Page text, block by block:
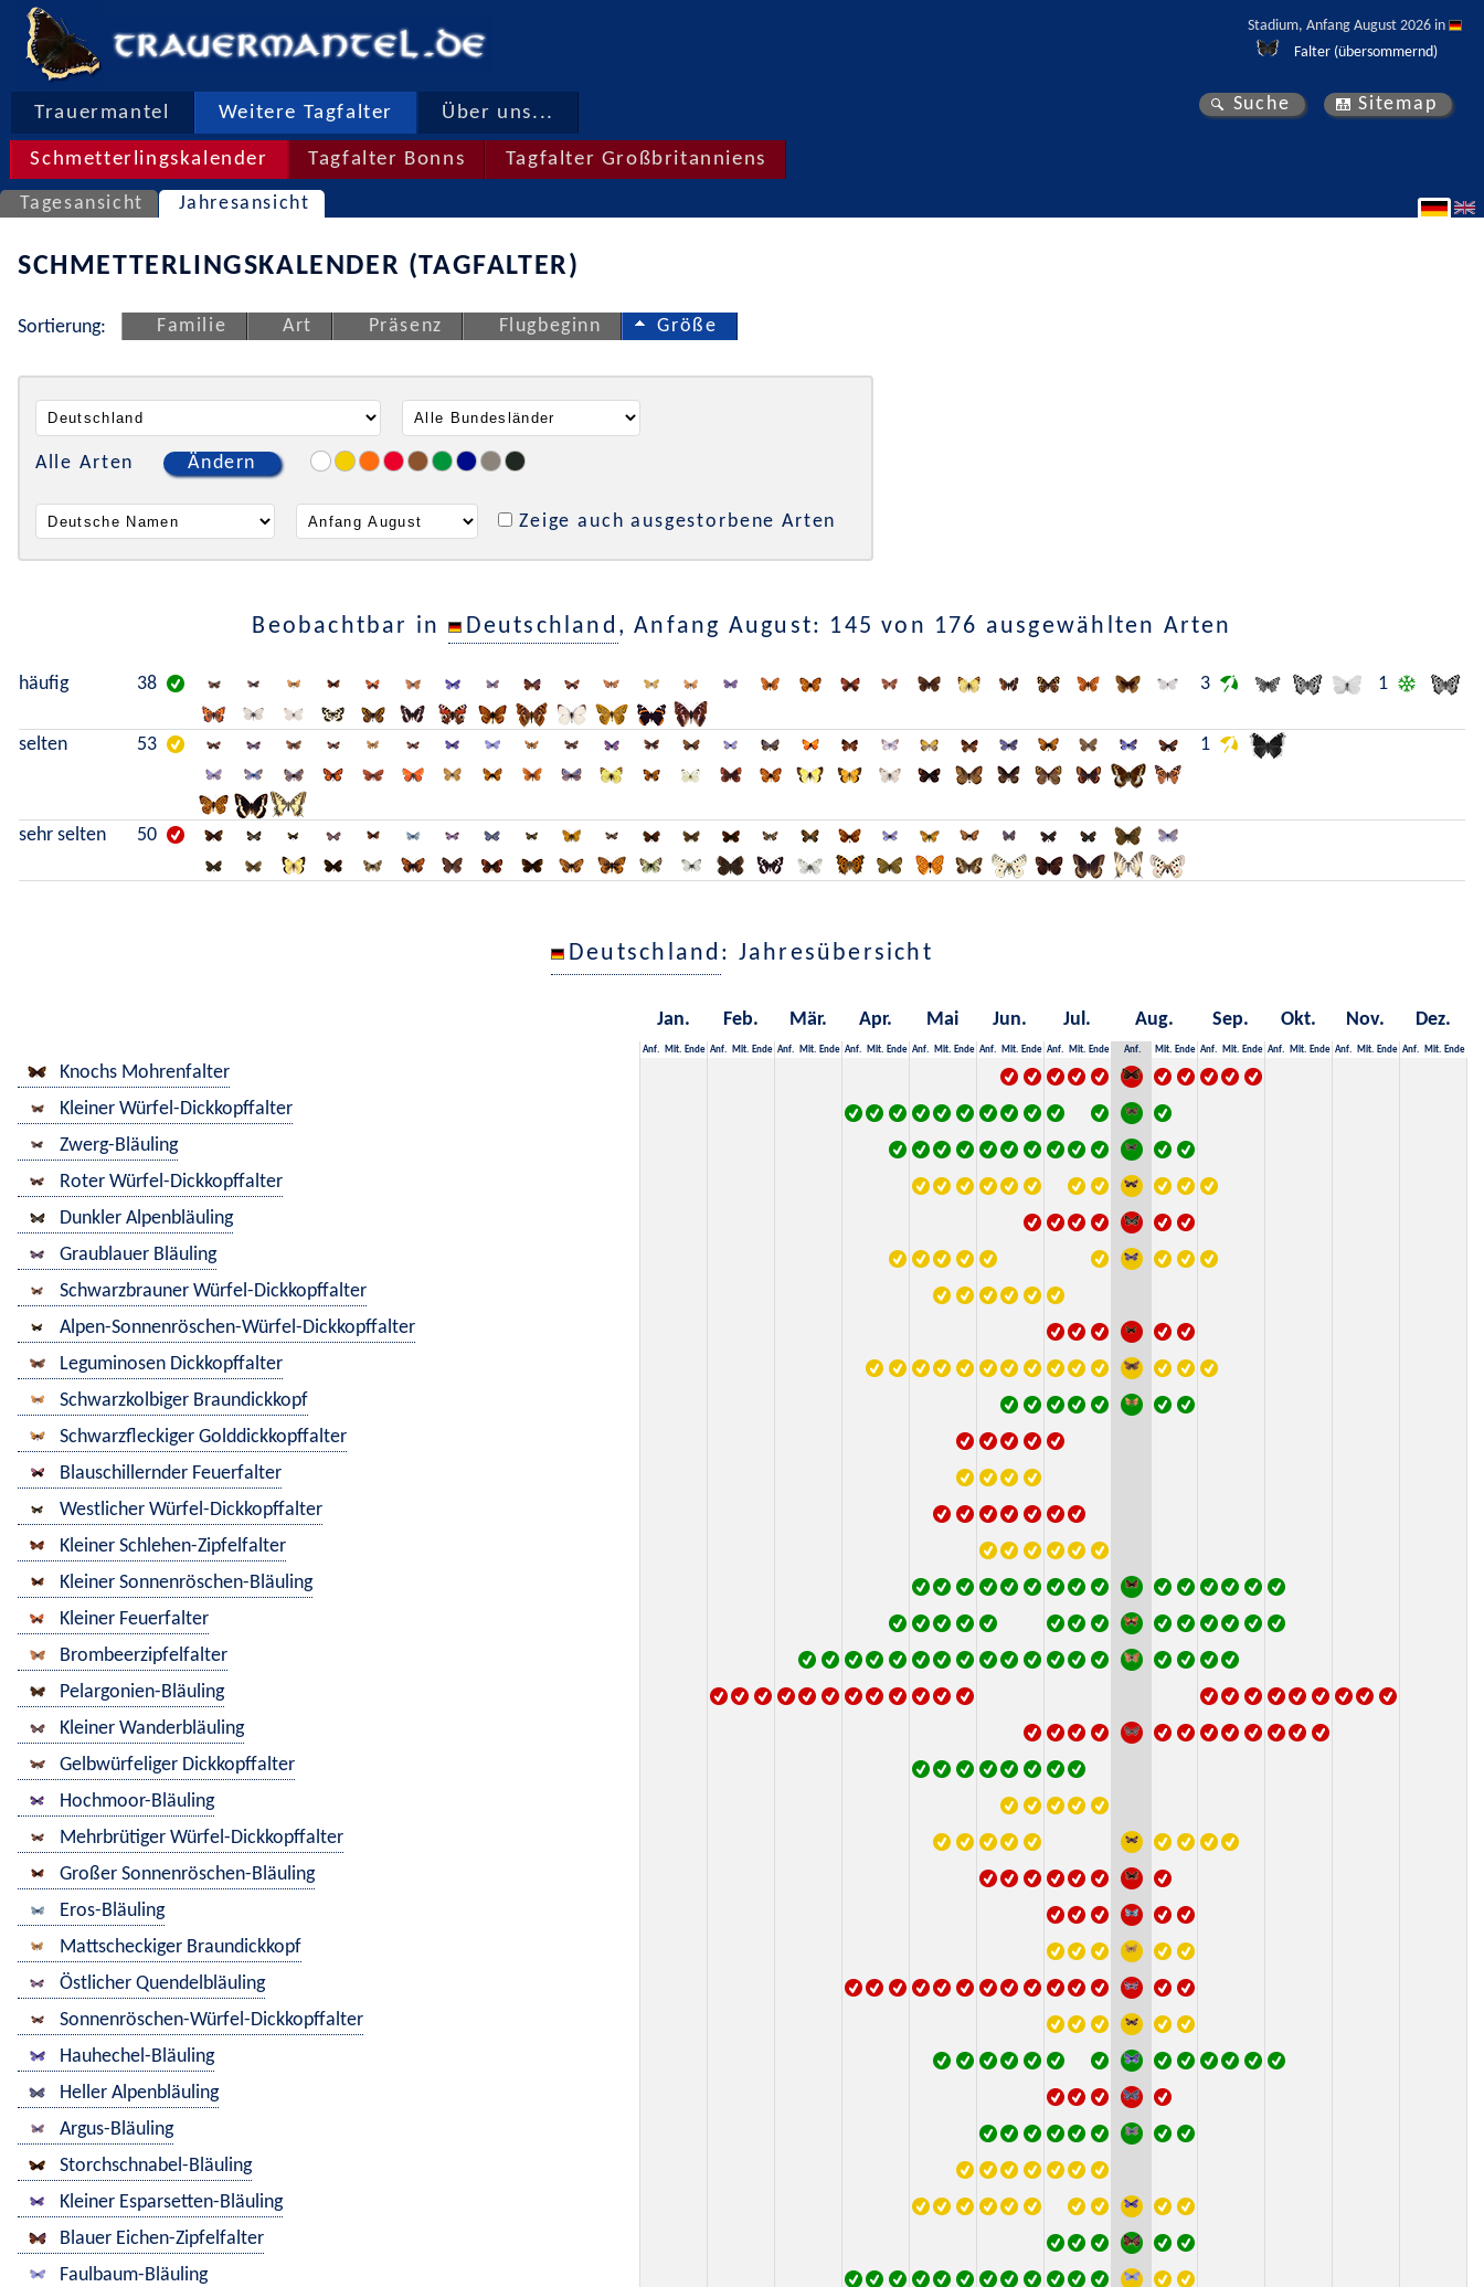
Stadium, Anfang August 2026 in
Falter (übersommernd)
Trauermantel Weitere Tagfalter Über uns...
Schmetterlingskalender Tagfalter Bonns Tagfalter Großbritanniens
Suche Sitemap
Tagesansicht Jahresansicht
SCHMETTERLINGSKALENDER (TAGFALTER)
Sortierung: Familie Art Präsenz Flugbeginn Größe
Alle Arten Ändern
Zeige auch ausgestorbene Arten
Beobachtbar in Deutschland , Anfang August: 145 von 176 ausgewählten Arten
häufig 38 3 1
selten 53 1
sehr selten 50
Deutschland : Jahresübersicht
Jan. Feb. Mär. Apr. Mai Jun. Jul. Aug. Sep. Okt. Nov. Dez.
Anf. Mit. Ende Anf. Mit. Ende Anf. Mit. Ende Anf. Mit. Ende Anf. Mit. Ende Anf. Mit. Ende Anf. Mit. Ende Anf. Mit. Ende Anf. Mit. Ende Anf. Mit. Ende Anf. Mit. Ende Anf. Mit. Ende
Knochs Mohrenfalter
Kleiner Würfel-Dickkopffalter
Zwerg-Bläuling
Roter Würfel-Dickkopffalter
Dunkler Alpenbläuling
Graublauer Bläuling
Schwarzbrauner Würfel-Dickkopffalter
Alpen-Sonnenröschen-Würfel-Dickkopffalter
Leguminosen Dickkopffalter
Schwarzkolbiger Braundickkopf
Schwarzfleckiger Golddickkopffalter
Blauschillernder Feuerfalter
Westlicher Würfel-Dickkopffalter
Kleiner Schlehen-Zipfelfalter
Kleiner Sonnenröschen-Bläuling
Kleiner Feuerfalter
Brombeerzipfelfalter
Pelargonien-Bläuling
Kleiner Wanderbläuling
Gelbwürfeliger Dickkopffalter
Hochmoor-Bläuling
Mehrbrütiger Würfel-Dickkopffalter
Großer Sonnenröschen-Bläuling
Eros-Bläuling
Mattscheckiger Braundickkopf
Östlicher Quendelbläuling
Sonnenröschen-Würfel-Dickkopffalter
Hauhechel-Bläuling
Heller Alpenbläuling
Argus-Bläuling
Storchschnabel-Bläuling
Kleiner Esparsetten-Bläuling
Blauer Eichen-Zipfelfalter
Faulbaum-Bläuling